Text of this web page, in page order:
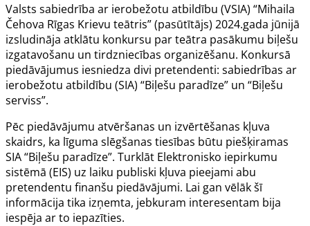
Valsts sabiedrība ar ierobežotu atbildību (VSIA) “Mihaila
Čehova Rīgas Krievu teātris” (pasūtītājs) 2024.gada jūnijā
izsludināja atklātu konkursu par teātra pasākumu biļešu
izgatavošanu un tirdzniecības organizēšanu. Konkursā
piedāvājumus iesniedza divi pretendenti: sabiedrības ar
ierobežotu atbildību (SIA) “Biļešu paradīze” un “Biļešu
serviss”.
Pēc piedāvājumu atvēršanas un izvērtēšanas kļuva
skaidrs, ka līguma slēgšanas tiesības būtu piešķiramas
SIA “Biļešu paradīze”. Turklāt Elektronisko iepirkumu
sistēmā (EIS) uz laiku publiski kļuva pieejami abu
pretendentu finanšu piedāvājumi. Lai gan vēlāk šī
informācija tika izņemta, jebkuram interesentam bija
iespēja ar to iepazīties.